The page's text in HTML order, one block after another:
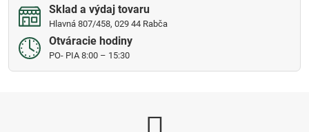
Sklad a výdaj tovaru
Hlavná 807/458, 029 44 Rabča
Otváracie hodiny
PO- PIA 8:00 – 15:30